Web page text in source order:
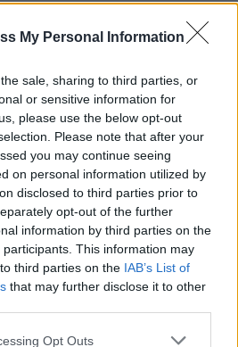
My Personal Information
sale, sharing to third parties, or
or sensitive information for
please use the below opt-out
Please note that after your
you may continue seeing
on personal information utilized by
disclosed to third parties prior to
opt-out of the further
information by third parties on the
participants. This information may
third parties on the IAB’s List of
that may further disclose it to other
app uses one or more Google
Opt Outs
maradt
sem kérted el? Lehet,
hogy "meg hát"! ;-DDD